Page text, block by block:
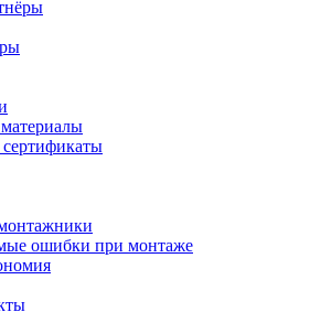
ошибки при монтаже